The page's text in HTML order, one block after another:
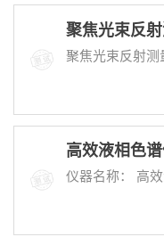
聚焦光束反
高效液相色